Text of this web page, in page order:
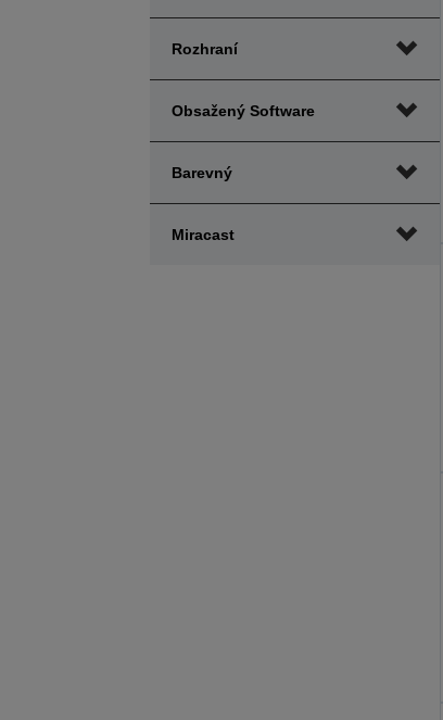
Rozhraní
Obsažený Software
Barevný
Miracast